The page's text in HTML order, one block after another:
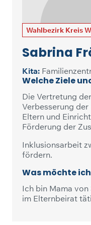
Wahlbezirk Kreis
Sabrina
Kita:
Welche Ziele
Die Vertretung
Verbesserung
Eltern und
Förderung der
Inklusionsarbeit
fördern.
Was möchte
Ich bin Mama
im Elternbeirat